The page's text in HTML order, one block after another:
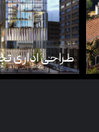
طراحی اداری